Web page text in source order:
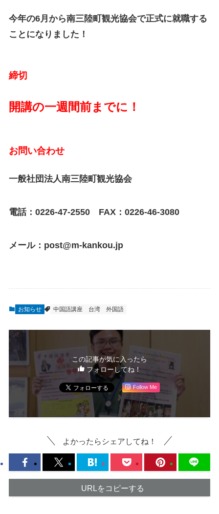
今年の6月から南三陸町観光協会で正式に就職する
ことになりました！
締切
開講の一週間前までに！
お問い合わせ
一般社団法人南三陸町観光協会
電話：0226-47-2550 FAX：0226-46-3080
メール：post@m-kankou.jp
お知らせ 中国語講座 台湾 外国語
この記事が気に入ったら
フォローしてね！
Follow Me
よかったらシェアしてね！
URLをコピーする